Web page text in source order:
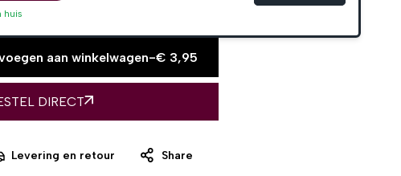
huis
aan winkelwagen-€ 3,95
DIRECT
Levering en retour Share